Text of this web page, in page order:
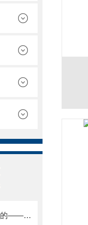
零碳园区不是口号，是算出来的——从容量规划到实时调度，全链路拆解